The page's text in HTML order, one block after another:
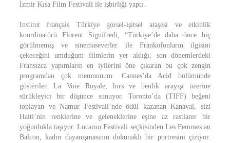
İzmir Kısa Film Festivali ile işbirliği yaptı.
Institut français Türkiye görsel-işitsel ataşesi ve etkinlik
koordinatörü Florent Signifredi, “Türkiye’de daha önce hiç
görülmemiş ve sinemaseverler ile Frankofonların ilgisini
çekeceğini umduğum filmlerin yer aldığı, son dönemlerdeki
Fransızca yapımların en iyilerini öne çıkaran bu çok zengin
programdan çok memnunum: Cannes’da Acid bölümünde
gösterilen La Voie Royale, hırs ve benlik arayışı üzerine
sürükleyici bir düşünce sunuyor. Toronto’da (TIFF) beğeni
toplayan ve Namur Festivali’nde ödül kazanan Kanaval, sizi
Haiti’nin renklerine ve geleneklerine eşine az rastlanır bir
yoğunlukla taşıyor. Locarno Festivali seçkisinden Les Femmes au
Balcon, kadın dayanışmasının dokunaklı bir portresini çiziyor.